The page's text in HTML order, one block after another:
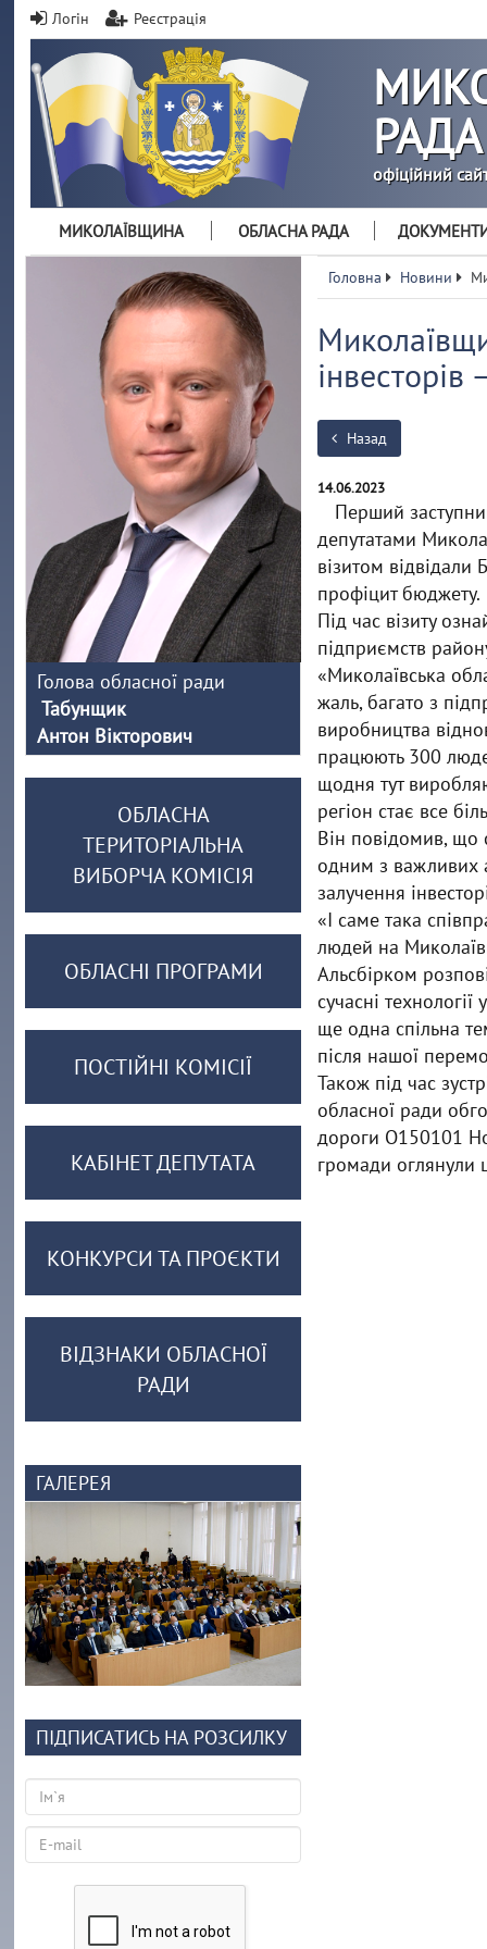
Логін Реєстрація
РАДА
офіційний
МИКОЛАЇВЩИНА ОБЛАСНА РАДА
Головна Новини
Назад
14.06.2023
Перший
депутатами
візитом
профіцит бюджету.
Під час візиту
підприємств
«Миколаївська
жаль, багато з
виробництва
працюють 300
щодня тут
регіон стає все
Він повідомив, що
одним з важливих
залучення
«І саме така
людей на
Альсбірком
сучасні
ще одна спільна
після нашої
Також під час
обласної ради
дороги О150101
громади оглянули
Голова обласної ради
Табунщик
Антон Вікторович
ОБЛАСНА
ТЕРИТОРІАЛЬНА
ВИБОРЧА КОМІСІЯ
ОБЛАСНІ ПРОГРАМИ
ПОСТІЙНІ КОМІСІЇ
КАБІНЕТ ДЕПУТАТА
КОНКУРСИ ТА ПРОЄКТИ
ВІДЗНАКИ ОБЛАСНОЇ
РАДИ
ГАЛЕРЕЯ
ПІДПИСАТИСЬ НА РОЗСИЛКУ